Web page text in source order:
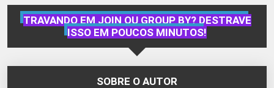
TRAVANDO EM JOIN OU GROUP BY? DESTRAVE
ISSO EM POUCOS MINUTOS!
SOBRE O AUTOR